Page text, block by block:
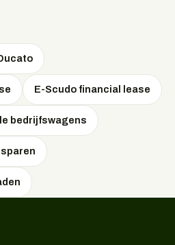
prijs.
E-Scudo financial lease
bedrijfswagens